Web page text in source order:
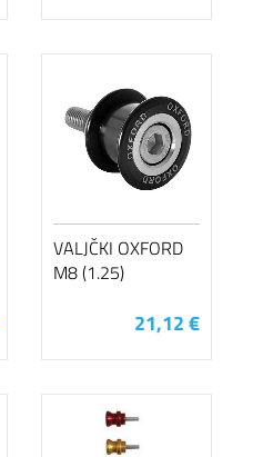
VALJČKI OXFORD
M8 (1.25)
21,12 €